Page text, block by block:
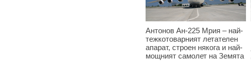
Антонов Ан-225 Мрия – най-
тежкотоварният летателен
апарат, строен някога и най-
мощният самолет на Земята